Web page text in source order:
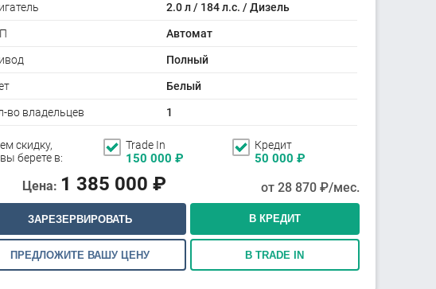
2.0 л / 184 л.с. / Дизель
Автомат
Полный
Белый
во владельцев 1
скидку,
берете в:
Trade In
150 000 ₽
Кредит
50 000 ₽
Цена: 1 385 000 ₽ от 28 870₽/мес.
ЗАРЕЗЕРВИРОВАТЬ В КРЕДИТ
ПРЕДЛОЖИТЕ ВАШУ ЦЕНУ В TRADE IN